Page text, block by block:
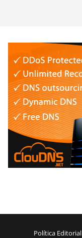
Política Editorial